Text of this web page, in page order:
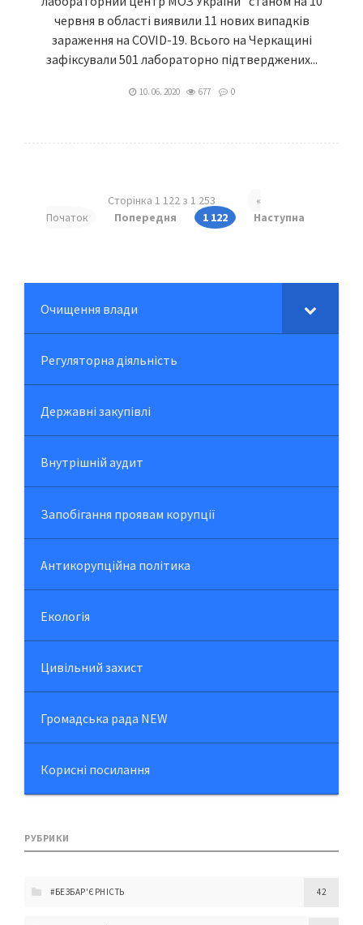
червня в області виявили 11 нових випадків
зараження на COVID-19. Всього на Черкащині
зафіксували 501 лабораторно підтверджених...
10. 06. 2020 677 0
Сторінка 1 122 з 1 253
«
Початок
Попередня 1 122 Наступна
Очищення влади
Регуляторна діяльність
Державні закупівлі
Внутрішній аудит
Запобігання проявам корупції
Антикорупційна політика
Екологія
Цивільний захист
Громадська рада NEW
Корисні посилання
РУБРИКИ
#БЕЗБАР'ЄРНІСТЬ 42